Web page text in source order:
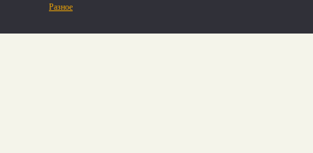
Разное